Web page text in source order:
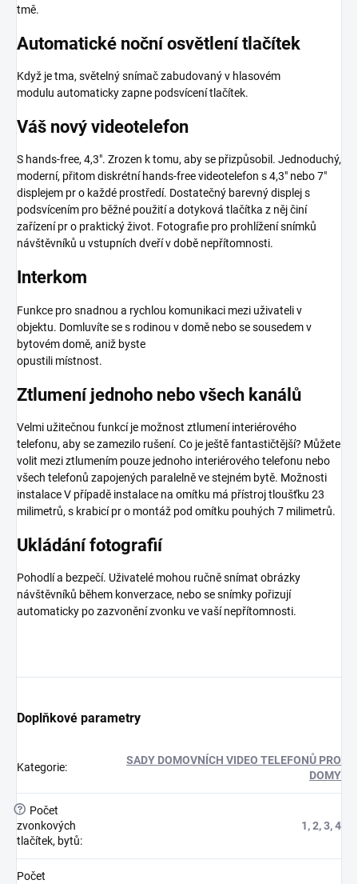
tmě.
Automatické noční osvětlení tlačítek
Když je tma, světelný snímač zabudovaný v hlasovém
modulu automaticky zapne podsvícení tlačítek.
Váš nový videotelefon
S hands-free, 4,3". Zrozen k tomu, aby se přizpůsobil. Jednoduchý,
moderní, přitom diskrétní hands-free videotelefon s 4,3" nebo 7"
displejem pr o každé prostředí. Dostatečný barevný displej s
podsvícením pro běžné použití a dotyková tlačítka z něj činí
zařízení pr o praktický život. Fotografie pro prohlížení snímků
návštěvníků u vstupních dveří v době nepřítomnosti.
Interkom
Funkce pro snadnou a rychlou komunikaci mezi uživateli v
objektu. Domluvíte se s rodinou v domě nebo se sousedem v
bytovém domě, aniž byste
opustili místnost.
Ztlumení jednoho nebo všech kanálů
Velmi užitečnou funkcí je možnost ztlumení interiérového
telefonu, aby se zamezilo rušení. Co je ještě fantastičtější? Můžete
volit mezi ztlumením pouze jednoho interiérového telefonu nebo
všech telefonů zapojených paralelně ve stejném bytě. Možnosti
instalace V případě instalace na omítku má přístroj tloušťku 23
milimetrů, s krabicí pr o montáž pod omítku pouhých 7 milimetrů.
Ukládání fotografií
Pohodlí a bezpečí. Uživatelé mohou ručně snímat obrázky
návštěvníků během konverzace, nebo se snímky pořizují
automaticky po zazvonění zvonku ve vaší nepřítomnosti.
Doplňkové parametry
Kategorie:
SADY DOMOVNÍCH VIDEO TELEFONŮ PRO
DOMY
?
Počet
zvonkových
tlačítek, bytů:
1, 2, 3, 4
Počet